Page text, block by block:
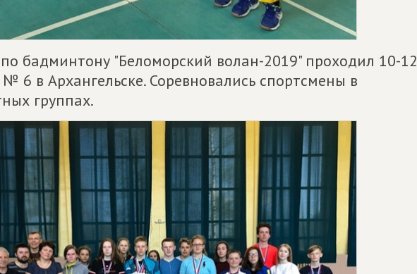
бадминтону "Беломорский волан-2019" проходил 10-12
в Архангельске. Соревновались спортсмены в
группах.